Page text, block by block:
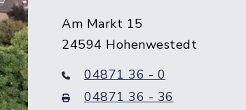
Am Markt 15
24594 Hohenwestedt
04871 36 - 0
04871 36 - 36